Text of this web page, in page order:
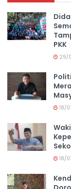
PKK
29/
18/
18/